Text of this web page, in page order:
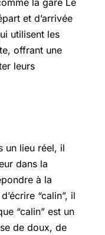
la gare Le
et d’arrivée
utilisent les
offrant une
leurs
un lieu réel, il
dans la
à la
“calin”, il
“calin” est un
de doux, de